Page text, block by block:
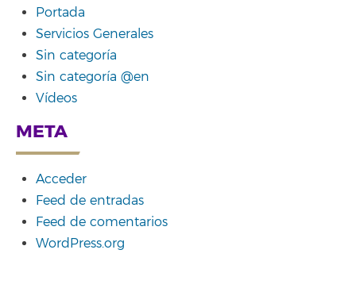
Portada
Servicios Generales
Sin categoría
Sin categoría @en
Vídeos
META
Acceder
Feed de entradas
Feed de comentarios
WordPress.org